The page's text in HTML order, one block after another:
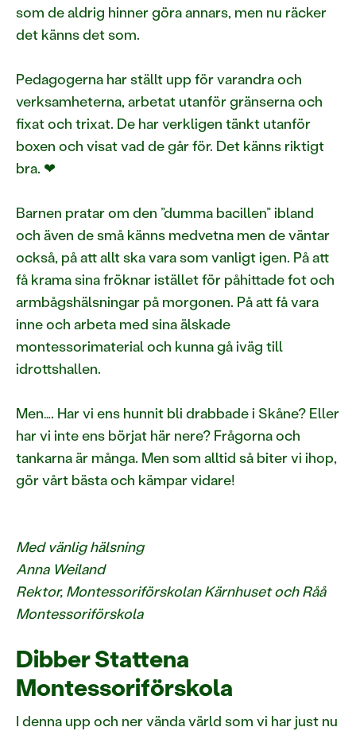
som de aldrig hinner göra annars, men nu räcker
det känns det som.
Pedagogerna har ställt upp för varandra och
verksamheterna, arbetat utanför gränserna och
fixat och trixat. De har verkligen tänkt utanför
boxen och visat vad de går för. Det känns riktigt
bra. ❤
Barnen pratar om den ”dumma bacillen” ibland
och även de små känns medvetna men de väntar
också, på att allt ska vara som vanligt igen. På att
få krama sina fröknar istället för påhittade fot och
armbågshälsningar på morgonen. På att få vara
inne och arbeta med sina älskade
montessorimaterial och kunna gå iväg till
idrottshallen.
Men…. Har vi ens hunnit bli drabbade i Skåne? Eller
har vi inte ens börjat här nere? Frågorna och
tankarna är många. Men som alltid så biter vi ihop,
gör vårt bästa och kämpar vidare!
Med vänlig hälsning
Anna Weiland
Rektor, Montessoriförskolan Kärnhuset och Råå
Montessoriförskola
Dibber Stattena
Montessoriförskola
I denna upp och ner vända värld som vi har just nu